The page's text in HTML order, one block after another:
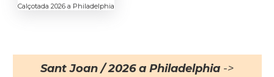
Calçotada 2026 a Philadelphia
Sant Joan / 2026 a Philadelphia ->